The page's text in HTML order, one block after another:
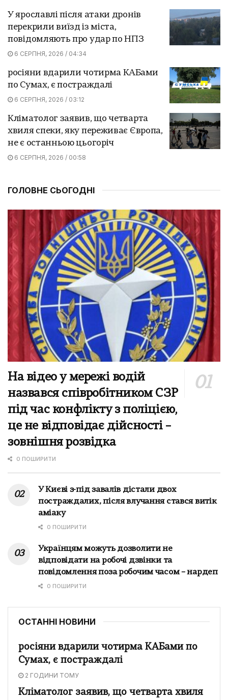
У ярославлі після атаки дронів
перекрили виїзд із міста,
повідомляють про удар по НПЗ
6 СЕРПНЯ, 2026 / 04:34
росіяни вдарили чотирма КАБами
по Сумах, є постраждалі
6 СЕРПНЯ, 2026 / 03:12
Кліматолог заявив, що четварта
хвиля спеки, яку переживає Європа,
не є останньою цьогоріч
6 СЕРПНЯ, 2026 / 00:58
ГОЛОВНЕ СЬОГОДНІ
На відео у мережі водій
назвався співробітником СЗР
під час конфлікту з поліцією,
це не відповідає дійсності –
зовнішня розвідка
0 ПОШИРИТИ
У Києві з-під завалів дістали двох
постраждалих, після влучання стався витік
аміаку
0 ПОШИРИТИ
Українцям можуть дозволити не
відповідати на робочі дзвінки та
повідомлення поза робочим часом – нардеп
0 ПОШИРИТИ
ОСТАННІ НОВИНИ
росіяни вдарили чотирма КАБами по
Сумах, є постраждалі
2 ГОДИНИ ТОМУ
Кліматолог заявив, що четварта хвиля